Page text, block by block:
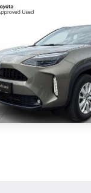
Yaris Cross